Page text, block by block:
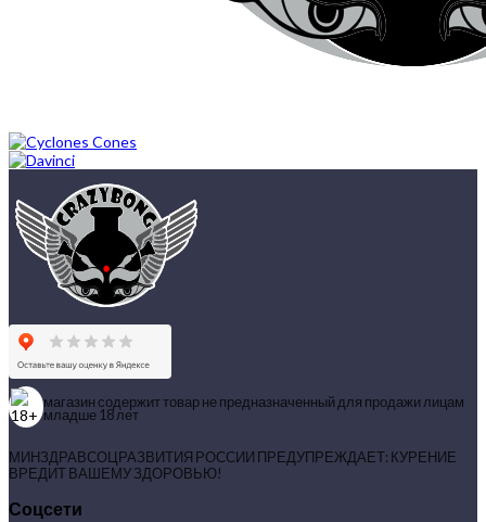
магазин содержит товар не предназначенный для продажи лицам
младше 18 лет
МИНЗДРАВСОЦРАЗВИТИЯ РОССИИ ПРЕДУПРЕЖДАЕТ: КУРЕНИЕ
ВРЕДИТ ВАШЕМУ ЗДОРОВЬЮ!
Соцсети